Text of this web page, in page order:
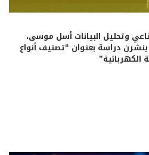
وتحليل البيانات أسل موسى،
دراسة بعنوان “تصنيف أنواع